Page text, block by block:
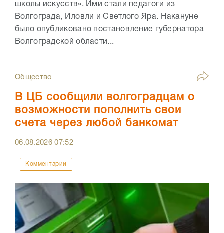
школы искусств». Ими стали педагоги из
Волгограда, Иловли и Светлого Яра. Накануне
было опубликовано постановление губернатора
Волгоградской области...
Общество
В ЦБ сообщили волгоградцам о
возможности пополнить свои
счета через любой банкомат
06.08.202607:52
Комментарии